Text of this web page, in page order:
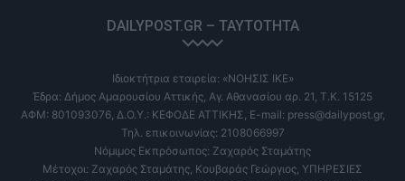
DAILYPOST.GR – ΤΑΥΤΌΤΗΤΑ
Ιδιοκτήτρια εταιρεία: «ΝΟΗΣΙΣ ΙΚΕ»
Έδρα: Δήμος Αμαρουσίου Αττικής, Αγ. Αθανασίου αρ. 21, Τ.Κ. 15125
ΑΦΜ: 801093076, Δ.Ο.Υ.: ΚΕΦΟΔΕ ΑΤΤΙΚΗΣ, E-mail: press@dailypost.gr,
Τηλ. επικοινωνίας: 2108066997
Νόμιμος Εκπρόσωπος: Ζαχαρός Σταμάτης
Μέτοχοι: Ζαχαρός Σταμάτης, Κουβαράς Γεώργιος, ΥΠΗΡΕΣΙΕΣ